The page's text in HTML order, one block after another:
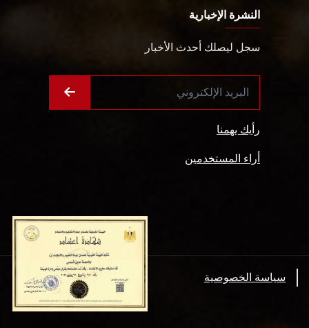
النشرة الإخبارية
سجل ليصلك أحدث الأخبار
رأيك يهمنا
أراء المستخدمين
سياسة الخصوصية